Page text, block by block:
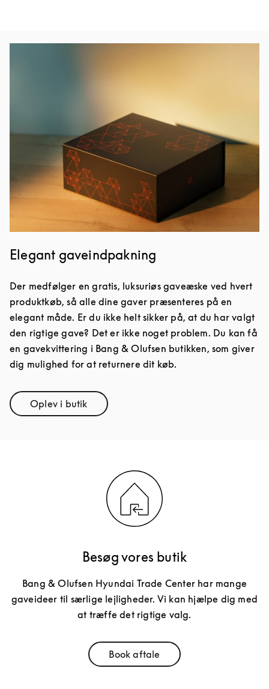
Elegant gaveindpakning
Der medfølger en gratis, luksuriøs gaveæske ved hvert
produktkøb, så alle dine gaver præsenteres på en
elegant måde. Er du ikke helt sikker på, at du har valgt
den rigtige gave? Det er ikke noget problem. Du kan få
en gavekvittering i Bang & Olufsen butikken, som giver
dig mulighed for at returnere dit køb.
Oplev i butikLink Opens in New Tab
Besøg vores butik
Bang & Olufsen Hyundai Trade Center har mange
gaveideer til særlige lejligheder. Vi kan hjælpe dig med
at træffe det rigtige valg.
Book aftaleLink Opens in New Tab